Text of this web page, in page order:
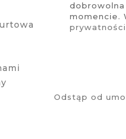
momencie.
prywatności
Odstąp od